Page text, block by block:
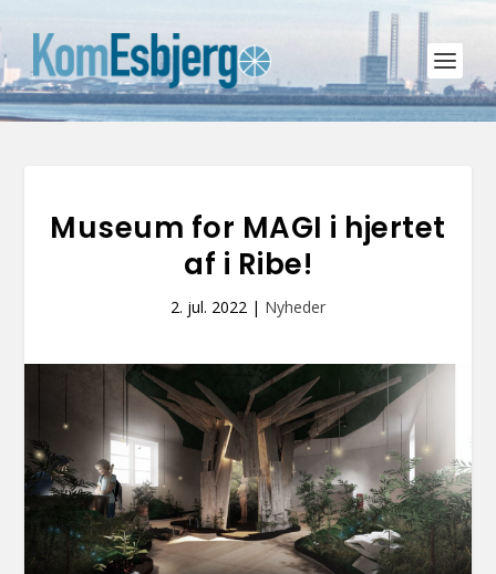
Museum for MAGI i hjertet
af i Ribe!
2. jul. 2022 | Nyheder